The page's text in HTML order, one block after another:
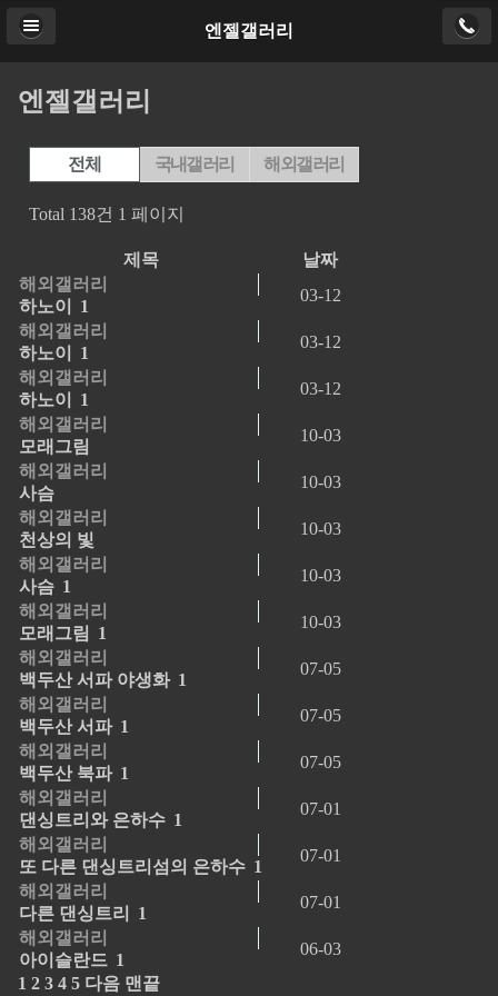
엔젤갤러리
엔젤갤러리
전체 국내갤러리 해외갤러리
Total 138건 1 페이지
제목
날짜
해외갤러리
하노이
1
03-12
해외갤러리
하노이
1
03-12
해외갤러리
하노이
1
03-12
해외갤러리
모래그림
10-03
해외갤러리
사슴
10-03
해외갤러리
천상의 빛
10-03
해외갤러리
사슴 1
10-03
해외갤러리
모래그림
1
10-03
해외갤러리
백두산 서파 야생화 1
07-05
해외갤러리
백두산 서파 1
07-05
해외갤러리
백두산 북파 1
07-05
해외갤러리
댄싱트리와 은하수 1
07-01
해외갤러리
또 다른 댄싱트리섬의 은하수 1
07-01
해외갤러리
다른 댄싱트리
1
07-01
해외갤러리
아이슬란드 1
06-03
1 2 3 4 5 다음 맨끝